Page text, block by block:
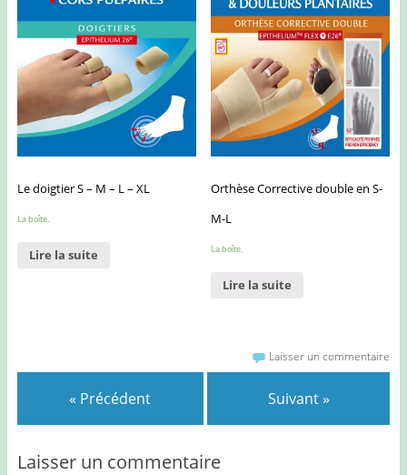
Le doigtier S – M – L – XL
La boîte.
Lire la suite
Orthèse Corrective double en S-
M-L
La boîte.
Lire la suite
Laisser un commentaire
« Précédent Suivant »
Laisser un commentaire